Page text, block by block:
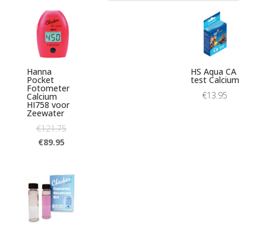
Hanna
Pocket
Fotometer
Calcium
HI758 voor
Zeewater
€121.75
€89.95
HS Aqua CA
test Calcium
€13.95